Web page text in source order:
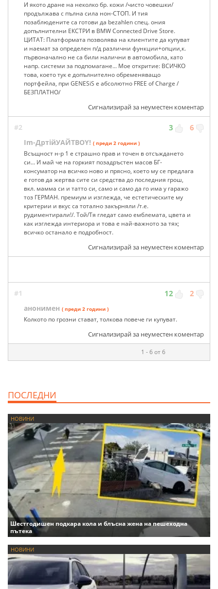
И якото дране на неколко бр. кожи /чисто човешки/
продължава с пълна сила нон-СТОП. И тия
позаблюдените са готови да bezahlen спец. ония
допълнителни ЕКСТРИ в BMW Connected Drive Store.
ЦИТАТ: Платформата позволява на клиентите да купуват
и наемат за определен п/д различни функции+опции,к.
първоначално не са били налични в автомобила, като
напр. системи за подпомагане... Мое откритие: ВСИЧКО
това, което тук е допълнително обременяващо
портфейла, при GENESiS е абсолютно FREE of Charge /
БЕЗПЛАТНО/
Сигнализирай за неуместен коментар
#2 3 6
Im-ДртiйУАЙТBOY! ( преди 2 години )
Всъщност н-р 1 е страшно прав и точен в отсъждането
си... И май че на горкият позадръстен масов БГ-
консуматор на всичко ново и прясно, което му се предлага
е готов да жертва сите си средства до последния грош,
вкл. мамма си и татто си, само и само да го има у гаражо
тоз ГЕРМАН. премиум и изглежда, че естетическите му
критерии и вкус са тотално закърняли /т.е.
рудиментирали!/. Той/Тя гледат само емблемата, цвета и
как изглежда интериора и това е най-важното за тях;
всичко останало е подробност.
Сигнализирай за неуместен коментар
#1 12 2
анонимен ( преди 2 години )
Колкото по грозни стават, толкова повече ги купуват.
Сигнализирай за неуместен коментар
1 - 6 от 6
ПОСЛЕДНИ
НОВИНИ
Шестгодишен подкара кола и блъсна жена на пешеходна
пътека
НОВИНИ